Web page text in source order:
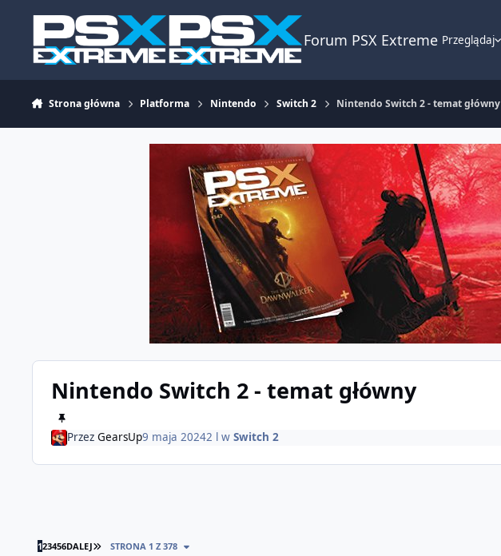
Forum PSX Extreme Przeglądaj
Strona główna Platforma Nintendo Switch 2 Nintendo Switch 2 - temat główny
Nintendo Switch 2 - temat główny
PrzezGearsUp9 maja 20242 lwSwitch 2
123456DALEJ OSTATNIA STRONA
STRONA 1 Z 378